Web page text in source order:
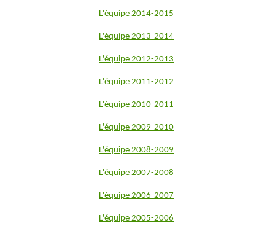
L'équipe 2014-2015
L'équipe 2013-2014
L'équipe 2012-2013
L'équipe 2011-2012
L'équipe 2010-2011
L'équipe 2009-2010
L'équipe 2008-2009
L'équipe 2007-2008
L'équipe 2006-2007
L'équipe 2005-2006